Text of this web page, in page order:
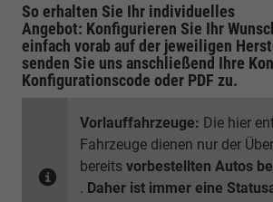
So erhalten Sie Ihr individuelles
Angebot: Konfigurieren Sie Ihr
einfach vorab auf der jeweiligen
senden Sie uns anschließend Ihre
Konfigurationscode oder PDF zu.
Vorlauffahrzeuge: Die hier
Fahrzeuge dienen nur der
bereits vorbestellten Autos
. Daher ist immer eine